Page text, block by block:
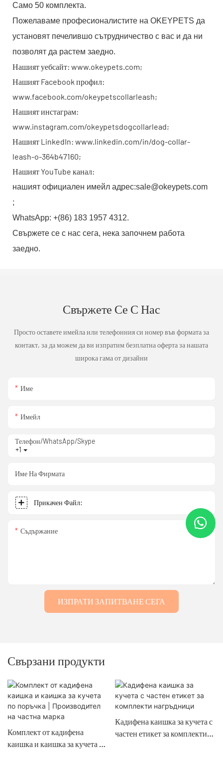
Само 50 комплекта.
Пожелаваме професионалистите на OKEYPETS да
установят печелившо сътрудничество с вас и да ни
позволят да растем заедно.
Нашият уебсайт: www.okeypets.com;
Нашият Facebook профил:
www.facebook.com/okeypetscollarleash;
Нашият инстаграм:
www.instagram.com/okeypetsdogcollarlead;
Нашият LinkedIn: www.linkedin.com/in/dog-collar-
leash-o-364b47160;
Нашият YouTube канал:
нашият официален имейл адрес:sale@okeypets.com
;
WhatsApp: +(86) 183 1957 4312.
Свържете се с нас сега, нека започнем работа
заедно.
Свържете Се С Нас
Просто оставете имейла или телефонния си номер във формата за
контакт, за да можем да ви изпратим безплатна оферта за нашата
широка гама от дизайни
Име
Имейл
+1
Телефон/WhatsApp/Skype
Име На Фирмата
Прикачен Файл:
Съдържание
ИЗПРАТИ ЗАПИТВАНЕ СЕГА
Свързани продукти
Комплект от кадифена
каишка и каишка за кучета по
Кадифена каишка за кучета с
частен етикет за комплекти